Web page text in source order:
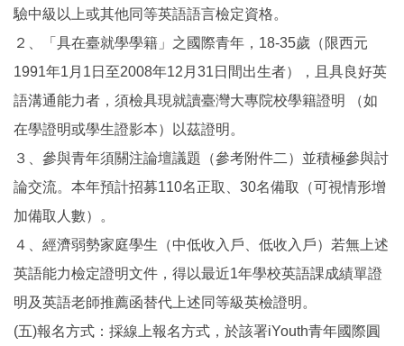
驗中級以上或其他同等英語語言檢定資格。
２、「具在臺就學學籍」之國際青年，18-35歲（限西元
1991年1月1日至2008年12月31日間出生者），且具良好英
語溝通能力者，須檢具現就讀臺灣大專院校學籍證明 （如
在學證明或學生證影本）以茲證明。
３、參與青年須關注論壇議題（參考附件二）並積極參與討
論交流。本年預計招募110名正取、30名備取（可視情形增
加備取人數）。
４、經濟弱勢家庭學生（中低收入戶、低收入戶）若無上述
英語能力檢定證明文件，得以最近1年學校英語課成績單證
明及英語老師推薦函替代上述同等級英檢證明。
(五)報名方式：採線上報名方式，於該署iYouth青年國際圓